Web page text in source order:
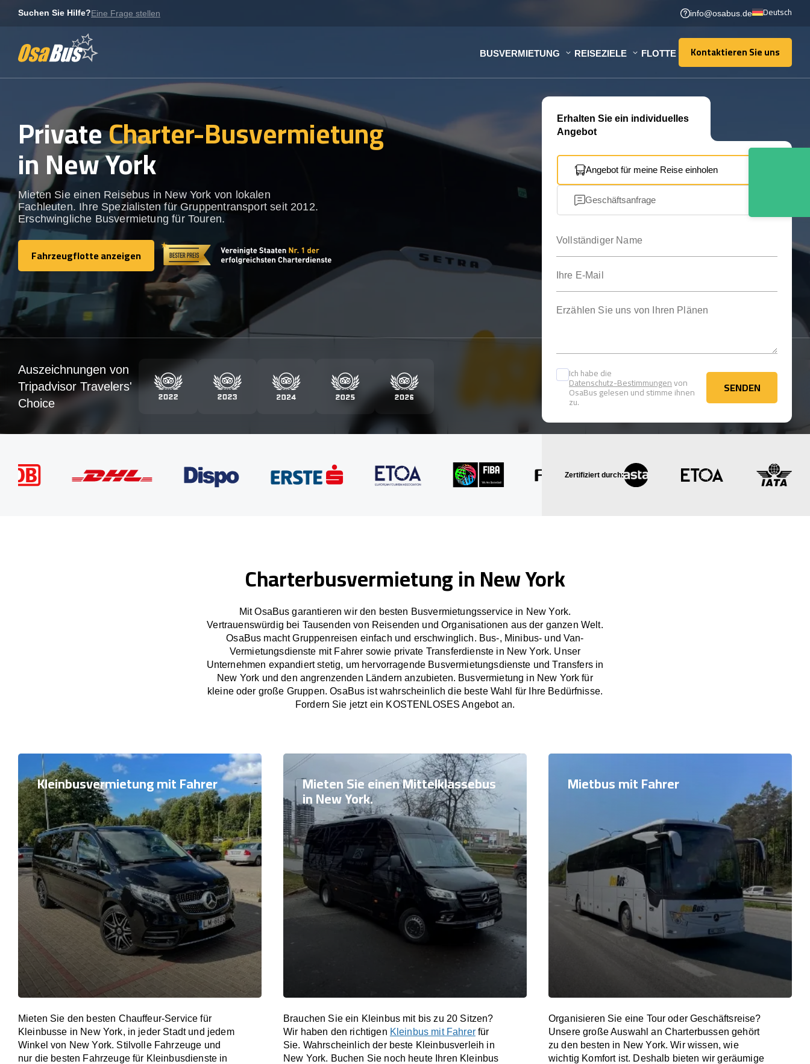
Suchen Sie Hilfe?Eine Frage stellen info@osabus.de Deutsch
BUSVERMIETUNG REISEZIELE FLOTTE Kontaktieren Sie uns
Kontaktieren Sie uns
PrivateCharter-Busvermietung
in New York
Mieten Sie einen Reisebus in New York von lokalen
Fachleuten. Ihre Spezialisten für Gruppentransport seit 2012.
Erschwingliche Busvermietung für Touren.
Fahrzeugflotte anzeigen
Fahrzeugflotte anzeigen
Erhalten Sie ein individuelles
Angebot
Angebot für meine Reise einholen
Geschäftsanfrage
Ich habe die
Datenschutz-Bestimmungenvon
OsaBus gelesen und stimme ihnen
zu.
SENDEN
SENDEN
Auszeichnungen von
Tripadvisor Travelers'
Choice
Zertifiziert durch:
Charterbusvermietung in New York
Mit OsaBus garantieren wir den besten Busvermietungsservice in New York.
Vertrauenswürdig bei Tausenden von Reisenden und Organisationen aus der ganzen Welt.
OsaBus macht Gruppenreisen einfach und erschwinglich. Bus-, Minibus- und Van-
Vermietungsdienste mit Fahrer sowie private Transferdienste in New York. Unser
Unternehmen expandiert stetig, um hervorragende Busvermietungsdienste und Transfers in
New York und den angrenzenden Ländern anzubieten. Busvermietung in New York für
kleine oder große Gruppen. OsaBus ist wahrscheinlich die beste Wahl für Ihre Bedürfnisse.
Fordern Sie jetzt ein KOSTENLOSES Angebot an.
Kleinbusvermietung mit Fahrer
Mieten Sie den besten Chauffeur-Service für
Kleinbusse in New York, in jeder Stadt und jedem
Winkel von New York. Stilvolle Fahrzeuge und
nur die besten Fahrzeuge für Kleinbusdienste in
Mieten Sie einen Mittelklassebus
in New York.
Brauchen Sie ein Kleinbus mit bis zu 20 Sitzen?
Wir haben den richtigen Kleinbus mit Fahrerfür
Sie. Wahrscheinlich der beste Kleinbusverleih in
New York. Buchen Sie noch heute Ihren Kleinbus
Mietbus mit Fahrer
Organisieren Sie eine Tour oder Geschäftsreise?
Unsere große Auswahl an Charterbussen gehört
zu den besten in New York. Wir wissen, wie
wichtig Komfort ist. Deshalb bieten wir geräumige